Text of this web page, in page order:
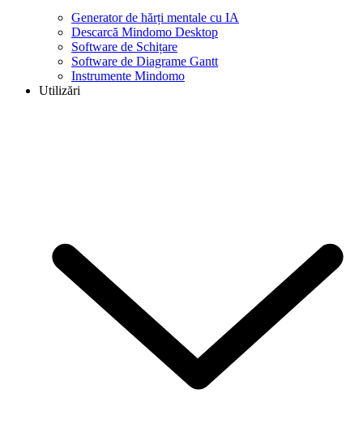
Generator de hărți mentale cu IA
Descarcă Mindomo Desktop
Software de Schițare
Software de Diagrame Gantt
Instrumente Mindomo
Utilizări